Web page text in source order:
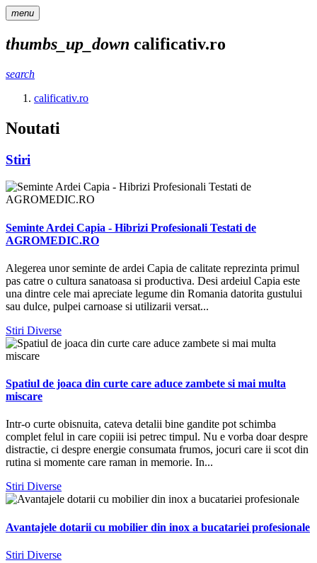
menu
thumbs_up_down calificativ.ro
search
calificativ.ro
Noutati
Stiri
Seminte Ardei Capia - Hibrizi Profesionali Testati de
AGROMEDIC.RO
Alegerea unor seminte de ardei Capia de calitate reprezinta primul
pas catre o cultura sanatoasa si productiva. Desi ardeiul Capia este
una dintre cele mai apreciate legume din Romania datorita gustului
sau dulce, pulpei carnoase si utilizarii versat...
Stiri Diverse
Spatiul de joaca din curte care aduce zambete si mai multa
miscare
Intr-o curte obisnuita, cateva detalii bine gandite pot schimba
complet felul in care copiii isi petrec timpul. Nu e vorba doar despre
distractie, ci despre energie consumata frumos, jocuri care ii scot din
rutina si momente care raman in memorie. In...
Stiri Diverse
Avantajele dotarii cu mobilier din inox a bucatariei profesionale
Stiri Diverse